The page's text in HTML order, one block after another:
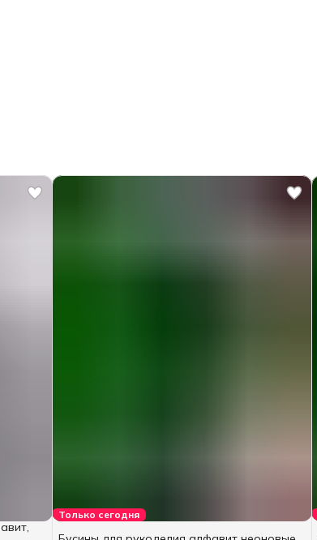
Только сегодня